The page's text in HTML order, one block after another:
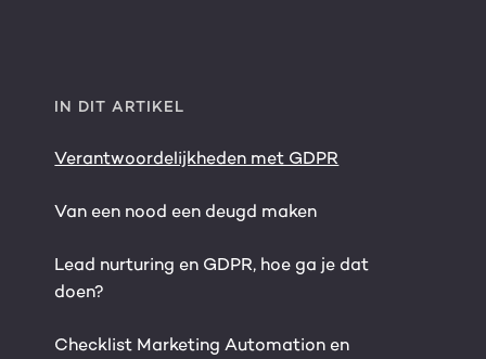
IN DIT ARTIKEL
Verantwoordelijkheden met GDPR
Van een nood een deugd maken
Lead nurturing en GDPR, hoe ga je dat
doen?
Checklist Marketing Automation en